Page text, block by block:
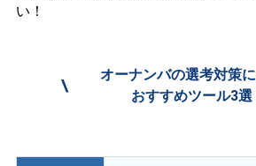
い！
\
オーナンバの選考対策に
おすすめツール3選